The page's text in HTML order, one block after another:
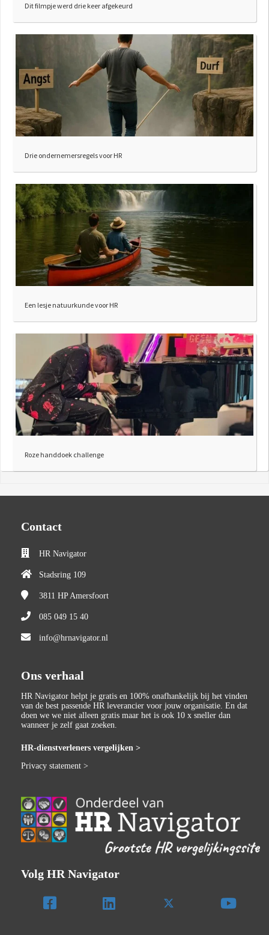
Dit filmpje werd drie keer afgekeurd
Drie ondernemersregels voor HR
Een lesje natuurkunde voor HR
Roze handdoek challenge
Contact
HR Navigator
Stadsring 109
3811 HP Amersfoort
085 049 15 40
info@hrnavigator.nl
Ons verhaal
HR Navigator helpt je gratis en 100% onafhankelijk bij het vinden
van de best passende HR leverancier voor jouw organisatie. En dat
doen we we niet alleen gratis maar het is ook 10 x sneller dan
wanneer je zelf gaat zoeken.
HR-dienstverleners vergelijken >
Privacy statement >
Volg HR Navigator